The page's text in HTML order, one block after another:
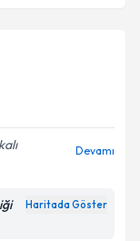
takvimi talebi
için bir
Aydınlatma
belirtilen
Devamı
Haritada Göster